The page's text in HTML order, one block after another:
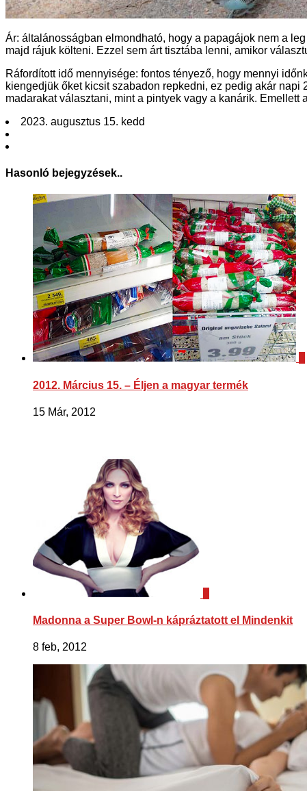
Ár: általánosságban elmondható, hogy a papagájok nem a
majd rájuk költeni. Ezzel sem árt tisztába lenni, amikor
Ráfordított idő mennyisége: fontos tényező, hogy mennyi
kiengedjük őket kicsit szabadon repkedni, ez pedig akár
madarakat választani, mint a pintyek vagy a kanárik.
2023. augusztus 15. kedd
Hasonló bejegyzések..
2012. Március 15. – Éljen a magyar termék
15 Már, 2012
Madonna a Super Bowl-n kápráztatott el Mindenkit
8 feb, 2012